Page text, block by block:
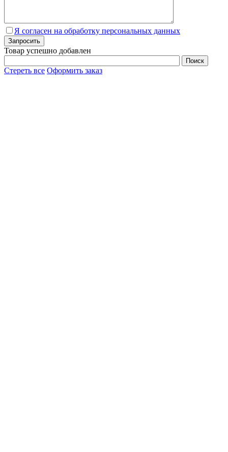
Я согласен на обработку персональных данных
Товар успешно добавлен
Стереть все Оформить заказ